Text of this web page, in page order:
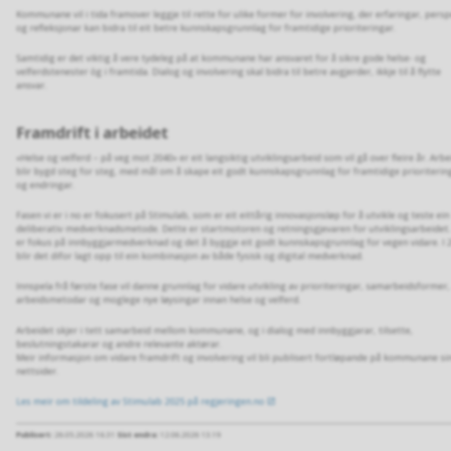
Kommunane vil i tida framover leggje til rette for ulike former for involvering, der erfaringar,
og refleksjonar kan bidra til eit betre kunnskapsgrunnlag for framtidige prioriteringar.
Samtidig er det viktig å vere tydeleg på at kommunane har ansvaret for å sikre gode helse- og
velferdstenester òg i framtida. Dialog og involvering skal bidra til betre avgjerder, ikkje til å flytte
ansvar.
Framdrift i arbeidet
«Helse og velferd – på veg mot 2040» er eit langsiktig utviklingsarbeid som vil gå over fleire år.
blir bygd steg for steg, med mål om å skape eit godt kunnskapsgrunnlag for framtidige
og endringar.
Fasen vi er i no er fokusert på Stimulab, som er eit eittårig innovasjonsløp for å utvikle og teste ein
deliberativ medverknadsmetode. Dette er startmotoren og retningsgjevaren for
er fokus på innbyggjarmedverknad og det å byggje eit godt kunnskapsgrunnlag for vegen vidare. I
blir det difor lagt opp til ein kombinasjon av både fysisk og digital medverknad.
Innspela frå første fase vil danne grunnlag for vidare utvikling av prioriteringar, samarbeidsformer,
arbeidsmetodar og moglege nye løysingar innan helse og velferd.
Arbeidet skjer i tett samarbeid mellom kommunane, og i dialog med innbyggjarar, tilsette,
beslutningstakarar og andre relevante aktørar.
Meir informasjon om vidare framdrift og involvering vil bli publisert fortløpande på kommunane
nettsider.
Les meir om tildeling av Stimulab 2025 på regjeringen.no
Publisert 26.05.2026 16.31 Sist endra 12.06.2026 13.19